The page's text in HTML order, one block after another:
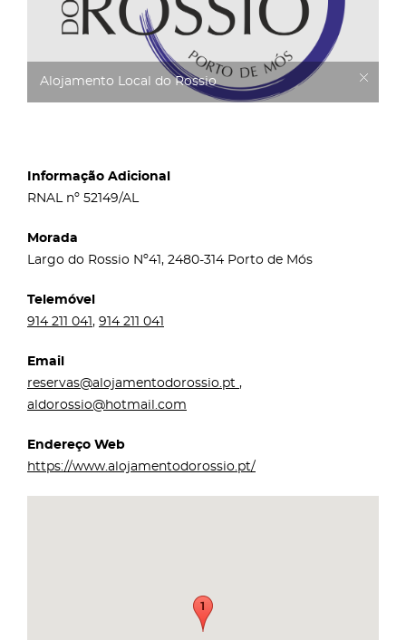
Alojamento Local do Rossio
Informação Adicional
RNAL nº 52149/AL
Morada
Largo do Rossio Nº41, 2480-314 Porto de Mós
Telemóvel
914 211 041, 914 211 041
Email
reservas@alojamentodorossio.pt ,
aldorossio@hotmail.com
Endereço Web
https://www.alojamentodorossio.pt/